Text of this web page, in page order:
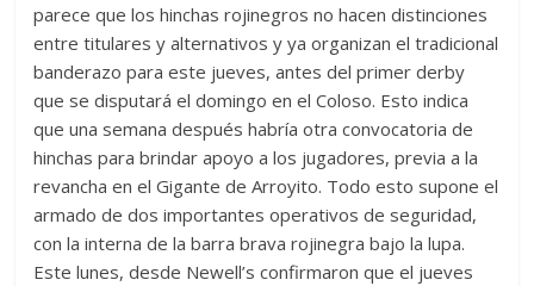
parece que los hinchas rojinegros no hacen distinciones
entre titulares y alternativos y ya organizan el tradicional
banderazo para este jueves, antes del primer derby
que se disputará el domingo en el Coloso. Esto indica
que una semana después habría otra convocatoria de
hinchas para brindar apoyo a los jugadores, previa a la
revancha en el Gigante de Arroyito. Todo esto supone el
armado de dos importantes operativos de seguridad,
con la interna de la barra brava rojinegra bajo la lupa.
Este lunes, desde Newell’s confirmaron que el jueves